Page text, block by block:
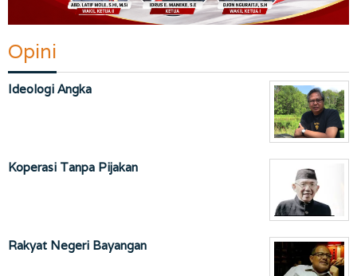
Opini
Ideologi Angka
Koperasi Tanpa Pijakan
Rakyat Negeri Bayangan